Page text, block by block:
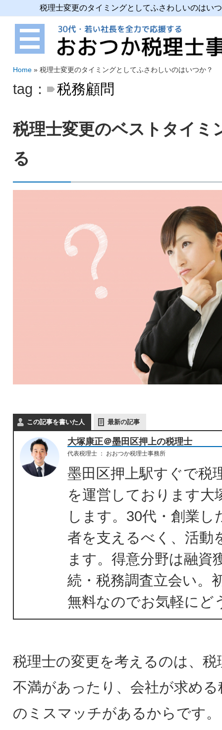
税理士変更のタイミングとしてふさわしいのはい
Home» 税理士変更のタイミングとしてふさわしいのはいつか？
tag： 税務顧問
税理士変更のベストタイミ
る
この記事を書いた人 最新の記事
大塚康正＠墨田区押上の税理士
代表税理士： おおつか税理士事務所
墨田区押上駅すぐで税
を運営しております大
します。30代・創業し
者を支えるべく、活動
ます。得意分野は融資
続・税務調査立会い。
無料なのでお気軽にど
税理士の変更を考えるのは、税
不満があったり、会社が求める
のミスマッチがあるからです。